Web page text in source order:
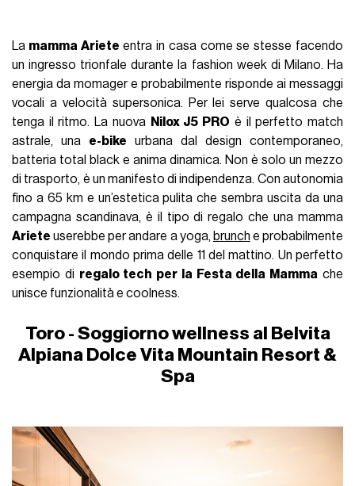
La mamma Ariete entra in casa come se stesse facendo
un ingresso trionfale durante la fashion week di Milano. Ha
energia da momager e probabilmente risponde ai messaggi
vocali a velocità supersonica. Per lei serve qualcosa che
tenga il ritmo. La nuova Nilox J5 PRO è il perfetto match
astrale, una e-bike urbana dal design contemporaneo,
batteria total black e anima dinamica. Non è solo un mezzo
di trasporto, è un manifesto di indipendenza. Con autonomia
fino a 65 km e un’estetica pulita che sembra uscita da una
campagna scandinava, è il tipo di regalo che una mamma
Ariete userebbe per andare a yoga, brunch e probabilmente
conquistare il mondo prima delle 11 del mattino. Un perfetto
esempio di regalo tech per la Festa della Mamma che
unisce funzionalità e coolness.
Toro - Soggiorno wellness al Belvita
Alpiana Dolce Vita Mountain Resort &
Spa